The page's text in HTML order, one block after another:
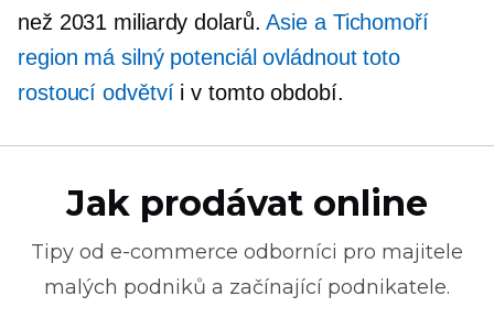
než 2031 miliardy dolarů.Asie a Tichomoří
region má silný potenciál ovládnout toto
rostoucí odvětvíi v tomto období.
Jak prodávat online
Tipy od e-commerce odborníci pro majitele
malých podniků a začínající podnikatele.